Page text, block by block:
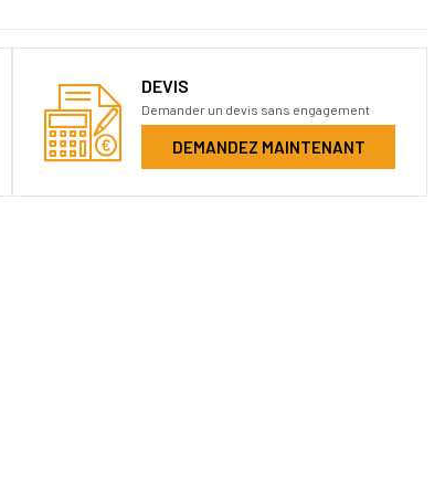
DEVIS
Demander un devis sans engagement
DEMANDEZ MAINTENANT